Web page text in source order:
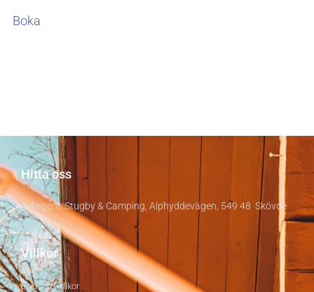
Boka
Hitta oss
Billingens Stugby & Camping, Alphyddevägen, 549 48 Skövde
Villkor
bokningsvillkor